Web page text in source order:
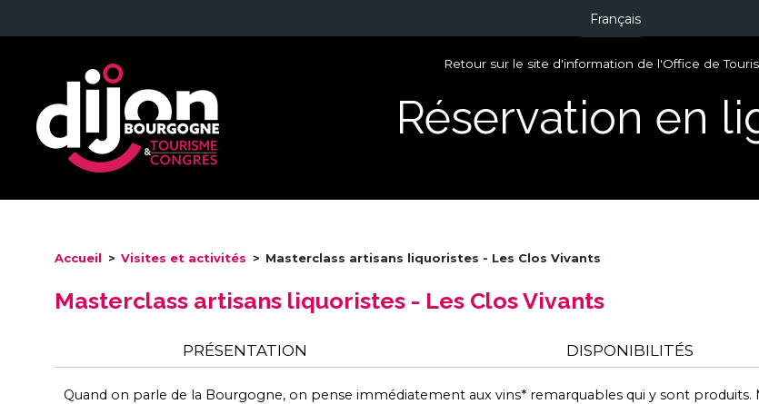
Français
Retour sur le site d'information de l'Office de
Réservation en
Accueil > Visites et activités > Masterclass artisans liquoristes - Les Clos Vivants
Masterclass artisans liquoristes - Les Clos Vivants
PRÉSENTATION DISPONIBILITÉS
Quand on parle de la Bourgogne, on pense immédiatement aux vins* remarquables qui y sont produits.